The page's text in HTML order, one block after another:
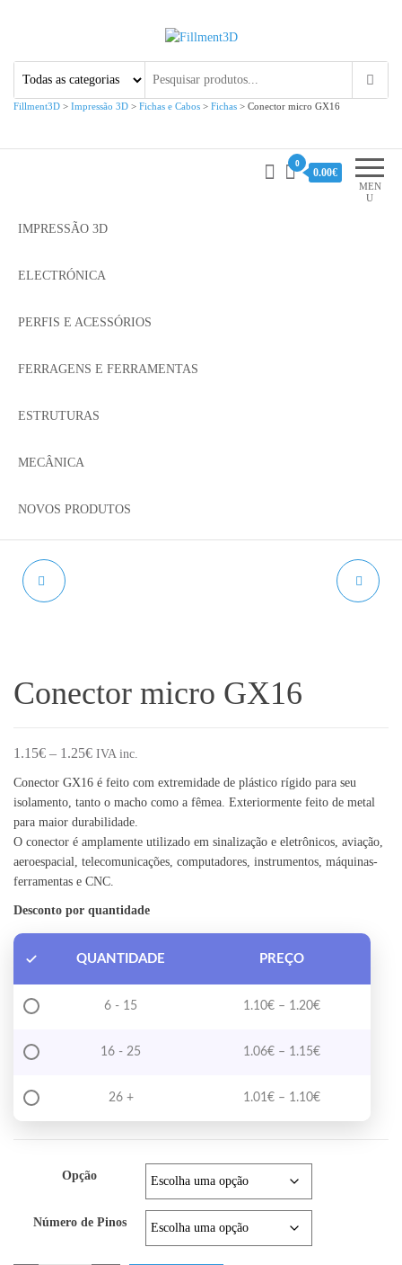
Fillment3D
Fillment3D > Impressão 3D > Fichas e Cabos > Fichas > Conector micro GX16
MEN
U
0
0.00€
IMPRESSÃO 3D
ELECTRÓNICA
PERFIS E ACESSÓRIOS
FERRAGENS E FERRAMENTAS
ESTRUTURAS
MECÂNICA
NOVOS PRODUTOS
Conector micro GX16
1.15€ – 1.25€Price range: 1.15€ through 1.25€
IVA inc.
Conector GX16 é feito com extremidade de plástico rígido para seu
isolamento, tanto o macho como a fêmea. Exteriormente feito de metal
para maior durabilidade.
O conector é amplamente utilizado em sinalização e eletrônicos, aviação,
aeroespacial, telecomunicações, computadores, instrumentos, máquinas-
ferramentas e CNC.
Desconto por quantidade
QUANTIDADE PREÇO
6 - 15 1.10€ – 1.20€Price range:
16 - 25 1.06€ – 1.15€Price range:
26 + 1.01 € – 1.10€Price range:
Opção
Número de Pinos